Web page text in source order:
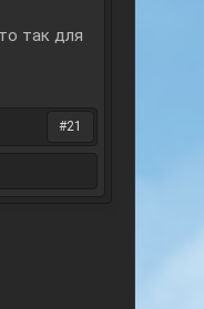
так для
#21